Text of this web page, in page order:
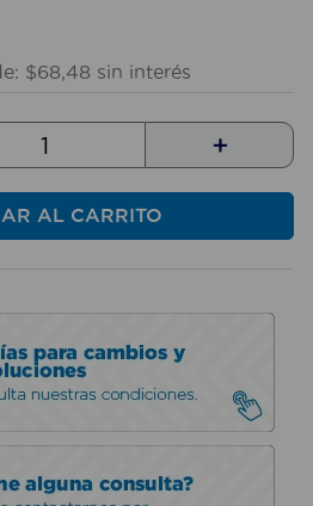
$68,48 sin interés
＋
AL CARRITO